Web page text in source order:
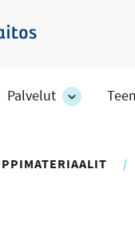
Palvelut
Palvelut